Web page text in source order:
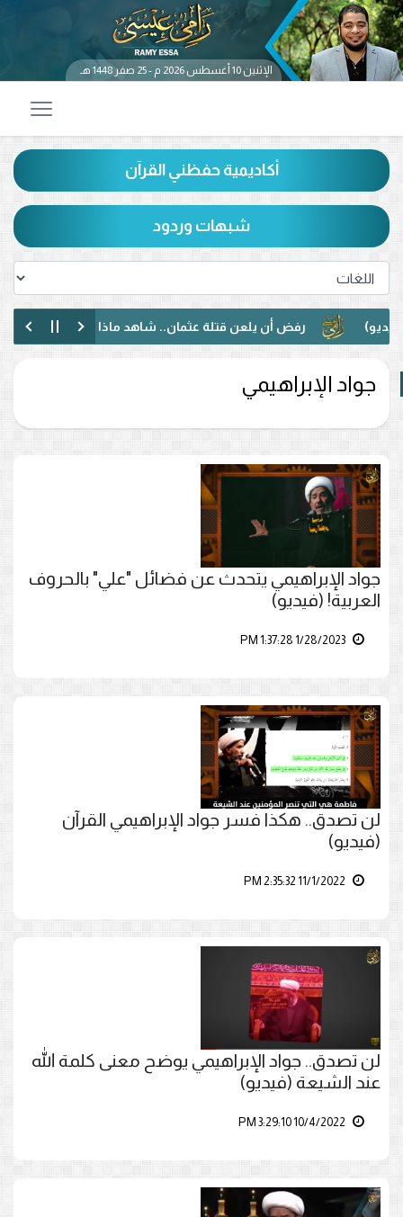
الإثنين 10 أغسطس 2026 م - 25 صفر 1448 هـ
أكاديمية حفظني القرآن
شبهات وردود
رفض أن يلعن قتلة عثمان.. شاهد ماذا حدث بين رامي عيسى
جواد الإبراهيمي
جواد الإبراهيمي يتحدث عن فضائل "علي" بالحروف
العربية! (فيديو)
لن تصدق.. هكذا فسر جواد الإبراهيمي القرآن
(فيديو)
لن تصدق.. جواد الإبراهيمي يوضح معنى كلمة الله
عند الشيعة (فيديو)